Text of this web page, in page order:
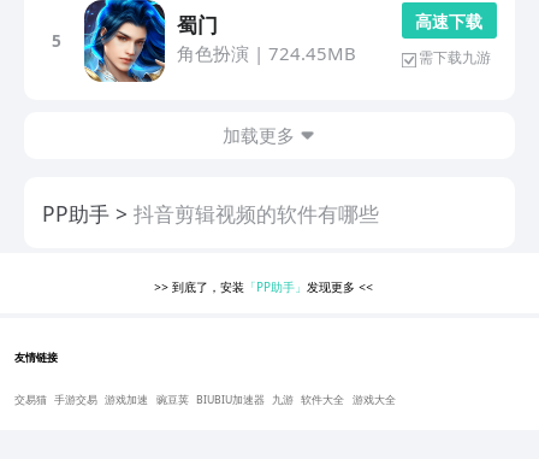
5
蜀门
角色扮演 | 724.45MB
高 速 下 载
需下载九游
加载更多
PP助手 抖音剪辑视频的软件有哪些
>> 到底了，安装 「PP助手」发现更多<<
友情链接
交易猫 手游交易 游戏加速 豌豆荚 BIUBIU加速器 九游 软件大全 游戏大全